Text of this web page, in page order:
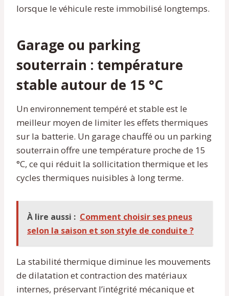
lorsque le véhicule reste immobilisé longtemps.
Garage ou parking
souterrain : température
stable autour de 15 °C
Un environnement tempéré et stable est le
meilleur moyen de limiter les effets thermiques
sur la batterie. Un garage chauffé ou un parking
souterrain offre une température proche de 15
°C, ce qui réduit la sollicitation thermique et les
cycles thermiques nuisibles à long terme.
À lire aussi : Comment choisir ses pneus
selon la saison et son style de conduite ?
La stabilité thermique diminue les mouvements
de dilatation et contraction des matériaux
internes, préservant l’intégrité mécanique et